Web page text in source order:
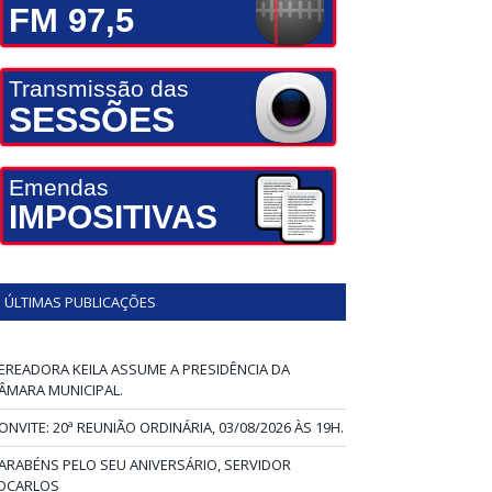
FM 97,5
Transmissão das
SESSÕES
Emendas
IMPOSITIVAS
ÚLTIMAS PUBLICAÇÕES
KEILA ASSUME A PRESIDÊNCIA DA
MUNICIPAL.
20ª REUNIÃO ORDINÁRIA, 03/08/2026 ÀS 19H.
PELO SEU ANIVERSÁRIO, SERVIDOR